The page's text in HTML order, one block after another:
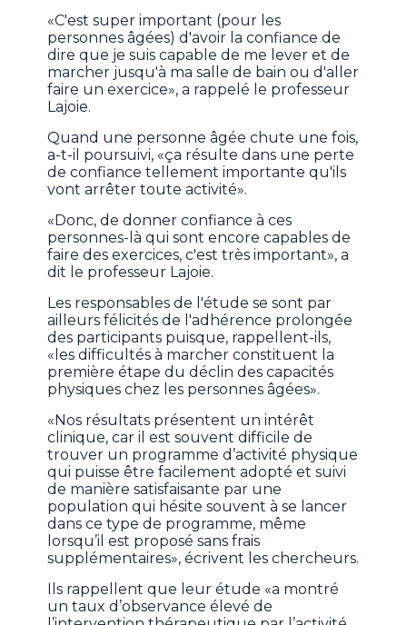
«C'est super important (pour les
personnes âgées) d'avoir la confiance de
dire que je suis capable de me lever et de
marcher jusqu'à ma salle de bain ou d'aller
faire un exercice», a rappelé le professeur
Lajoie.
Quand une personne âgée chute une fois,
a-t-il poursuivi, «ça résulte dans une perte
de confiance tellement importante qu'ils
vont arrêter toute activité».
«Donc, de donner confiance à ces
personnes-là qui sont encore capables de
faire des exercices, c'est très important», a
dit le professeur Lajoie.
Les responsables de l'étude se sont par
ailleurs félicités de l'adhérence prolongée
des participants puisque, rappellent-ils,
«les difficultés à marcher constituent la
première étape du déclin des capacités
physiques chez les personnes âgées».
«Nos résultats présentent un intérêt
clinique, car il est souvent difficile de
trouver un programme d’activité physique
qui puisse être facilement adopté et suivi
de manière satisfaisante par une
population qui hésite souvent à se lancer
dans ce type de programme, même
lorsqu’il est proposé sans frais
supplémentaires», écrivent les chercheurs.
Ils rappellent que leur étude «a montré
un taux d’observance élevé de